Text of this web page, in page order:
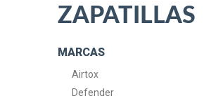
ZAPATILLAS
MARCAS
Airtox
Defender